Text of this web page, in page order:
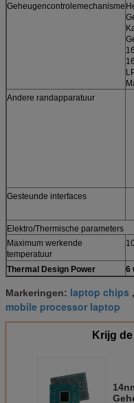
Geheugencontrolemechanisme
Andere randapparatuur
Gesteunde interfaces
Elektro/Thermische parameters
Maximum werkende
temperatuur
Thermal Design Power 6
Markeringen: laptop chips ,
mobile processor laptop
Krijg